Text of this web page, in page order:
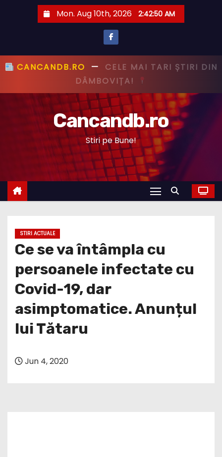
Mon. Aug 10th, 2026 2:42:51 AM
CANCANDB.RO— PRIMUL CU ȘTIREA,
PRIMUL CU ADEVĂRUL!
Cancandb.ro
Stiri pe Bune!
STIRI ACTUALE
Ce se va întâmpla cu
persoanele infectate cu
Covid-19, dar
asimptomatice. Anunțul
lui Tătaru
Jun 4, 2020